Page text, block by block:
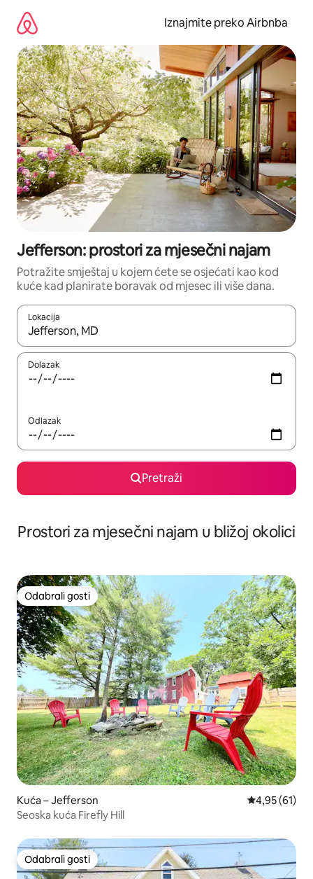
sadržaj
Iznajmite preko Airbnba
Jefferson: prostori za mjesečni najam
Potražite smještaj u kojem ćete se osjećati kao kod
kuće kad planirate boravak od mjesec ili više dana.
Lokacija
Kada budu dostupni rezultati, moći ćete ih pregledati
Dolazak
Odlazak
Pretraži
Prostori za mjesečni najam u bližoj okolici
Odabrali gosti
Odabrali gosti
Kuća – Jefferson Prosječna
4,95 (61)
Seoska kuća Firefly Hill
Odabrali gosti
Odabrali gosti